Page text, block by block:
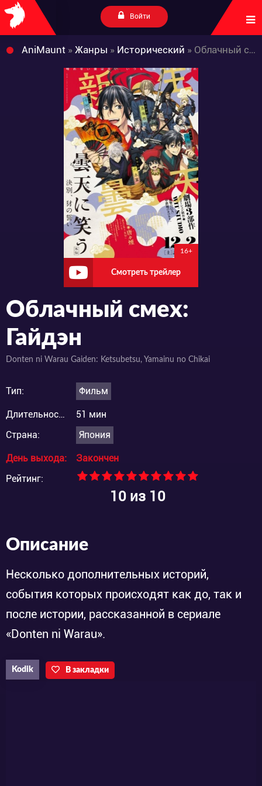
Войти
AniMaunt » Жанры » Исторический » Облачный смех: Гайдэн
16+
Смотреть трейлер
Облачный смех:
Гайдэн
Donten ni Warau Gaiden: Ketsubetsu, Yamainu no Chikai
Тип: Фильм
Длительность:
51 мин
Страна:
Япония
День выхода:
Закончен
Рейтинг:
10из 10
Описание
Несколько дополнительных историй,
события которых происходят как до, так и
после истории, рассказанной в сериале
«Donten ni Warau».
Kodik В закладки